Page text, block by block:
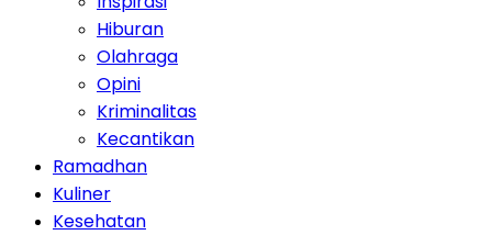
Hiburan
Olahraga
Opini
Kriminalitas
Kecantikan
Ramadhan
Kuliner
Kesehatan